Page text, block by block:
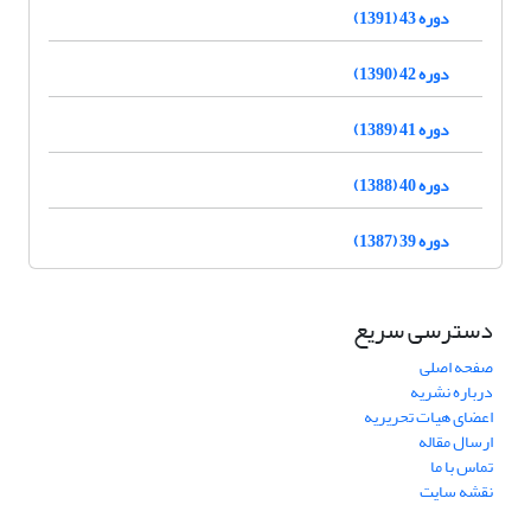
دوره 43 (1391)
دوره 42 (1390)
دوره 41 (1389)
دوره 40 (1388)
دوره 39 (1387)
دسترسی سریع
صفحه اصلی
درباره نشریه
اعضای هیات تحریریه
ارسال مقاله
تماس با ما
نقشه سایت